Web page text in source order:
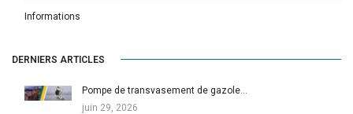
Informations
DERNIERS ARTICLES
Pompe de transvasement de gazole…
juin 29, 2026